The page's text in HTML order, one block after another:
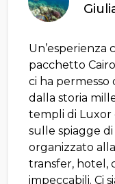
Un’esperienza
pacchetto
ci ha permesso
dalla storia
templi di Luxor
sulle spiagge
organizzato
transfer, hotel,
impeccabili. Ci